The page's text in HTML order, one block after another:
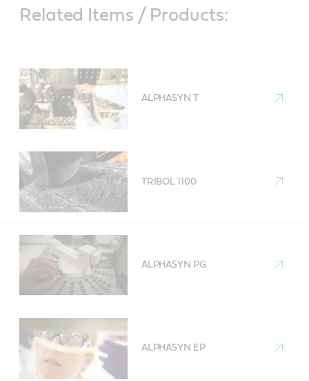
Related Items / Products:
ALPHASYN T
TRIBOL 1100
ALPHASYN PG
ALPHASYN EP